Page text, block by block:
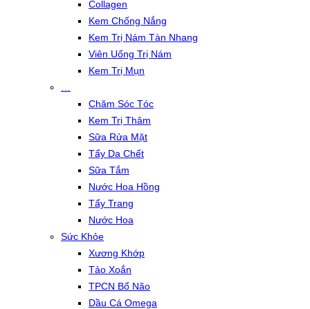
Collagen
Kem Chống Nắng
Kem Trị Nám Tàn Nhang
Viên Uống Trị Nám
Kem Trị Mụn
Chăm Sóc Tóc
Kem Trị Thâm
Sữa Rửa Mặt
Tẩy Da Chết
Sữa Tắm
Nước Hoa Hồng
Tẩy Trang
Nước Hoa
Sức Khỏe
Xương Khớp
Tảo Xoắn
TPCN Bổ Não
Dầu Cá Omega